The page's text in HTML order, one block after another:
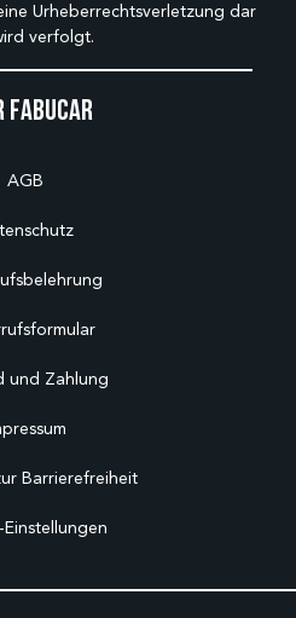
Fabucar
AGB
und Zahlung
Barrierefreiheit
Urheberrechtsverletzung dar
verfolgt.